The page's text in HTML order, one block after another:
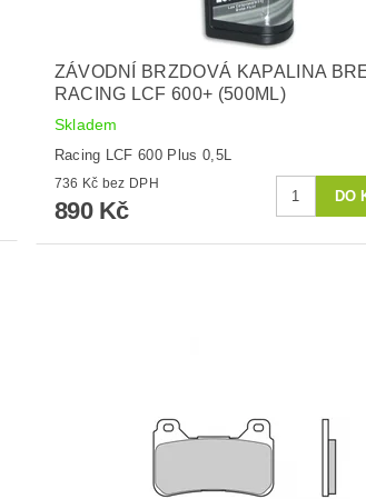
ZÁVODNÍ BRZDOVÁ KAPALINA
RACING LCF 600+ (500ML)
Skladem
Racing LCF 600 Plus 0,5L
736 Kč bez DPH
890 Kč